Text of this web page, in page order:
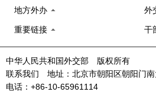
地方外办 外
重要链接 干
中华人民共和国外交部 版权所有
联系我们 地址：北京市朝阳区朝阳门
电话：+86-10-65961114